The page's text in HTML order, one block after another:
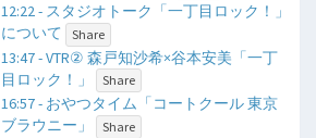
12:22 - スタジオトーク「一丁目ロック！」
について
Share
13:47 - VTR② 森戸知沙希×谷本安美「一丁
目ロック！」
Share
16:57 - おやつタイム「コートクール 東京
ブラウニー」
Share